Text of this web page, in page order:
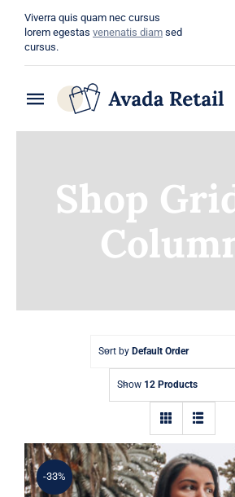
content
Viverra quis quam nec cursus
lorem egestas venenatis diam sed
cursus.
Toggle
Navigation
Shop
Sort by Default Order
Show 12 Products
-33%